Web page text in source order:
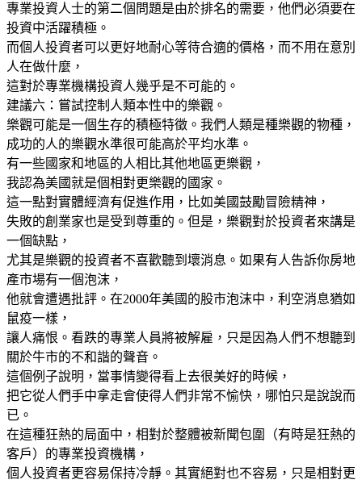
專業投資人士的第二個問題是由於排名的需要，他們必須要在
投資中活躍積極。
而個人投資者可以更好地耐心等待合適的價格，而不用在意別
人在做什麼，
這對於專業機構投資人幾乎是不可能的。
建議六：嘗試控制人類本性中的樂觀。
樂觀可能是一個生存的積極特徵。我們人類是種樂觀的物種，
成功的人的樂觀水準很可能高於平均水準。
有一些國家和地區的人相比其他地區更樂觀，
我認為美國就是個相對更樂觀的國家。
這一點對實體經濟有促進作用，比如美國鼓勵冒險精神，
失敗的創業家也是受到尊重的。但是，樂觀對於投資者來講是
一個缺點，
尤其是樂觀的投資者不喜歡聽到壞消息。如果有人告訴你房地
產市場有一個泡沫，
他就會遭遇批評。在2000年美國的股市泡沫中，利空消息猶如
鼠疫一樣，
讓人痛恨。看跌的專業人員將被解雇，只是因為人們不想聽到
關於牛市的不和諧的聲音。
這個例子說明，當事情變得看上去很美好的時候，
把它從人們手中拿走會使得人們非常不愉快，哪怕只是說說而
已。
在這種狂熱的局面中，相對於整體被新聞包圍（有時是狂熱的
客戶）的專業投資機構，
個人投資者更容易保持冷靜。其實絕對也不容易，只是相對更